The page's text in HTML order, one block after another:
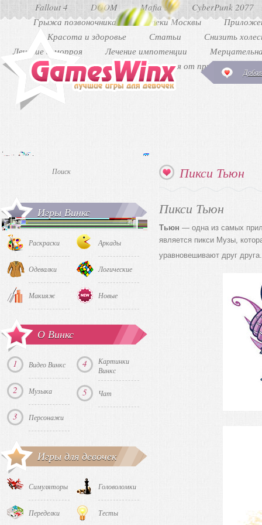
Fallout 4 DOOM Mafia 3
CyberPunk 2077
Грыжа позвоночника
Аптеки Москвы
Красота и здоровье
Статьи
Снизить
Лечение геморроя
Лечение импотенции
Как избавиться от прыщей
Пикси Тьюн
Пикси Тьюн
Тьюн — одна из самых
является пикси Музы,
уравновешивают друг
Игры Винкс
Раскраски
Одевалки
Макияж
Аркады
Логические
Новые
О Винкс
1 Видео Винкс
2 Музыка
3 Персонажи
4
Картинки
Винкс
5 Чат
Игры для девочек
Симуляторы
Переделки
Головоломки
Тесты